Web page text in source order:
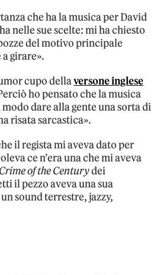
che ha la musica per David
nelle sue scelte: mi ha chiesto
del motivo principale
girare».
cupo dellaversone inglese
ho pensato che la musica
dare alla gente una sorta di
risata sarcastica».
il regista mi aveva dato per
ce n’era una che mi aveva
Crime of the Centurydei
il pezzo aveva una sua
sound terrestre, jazzy,